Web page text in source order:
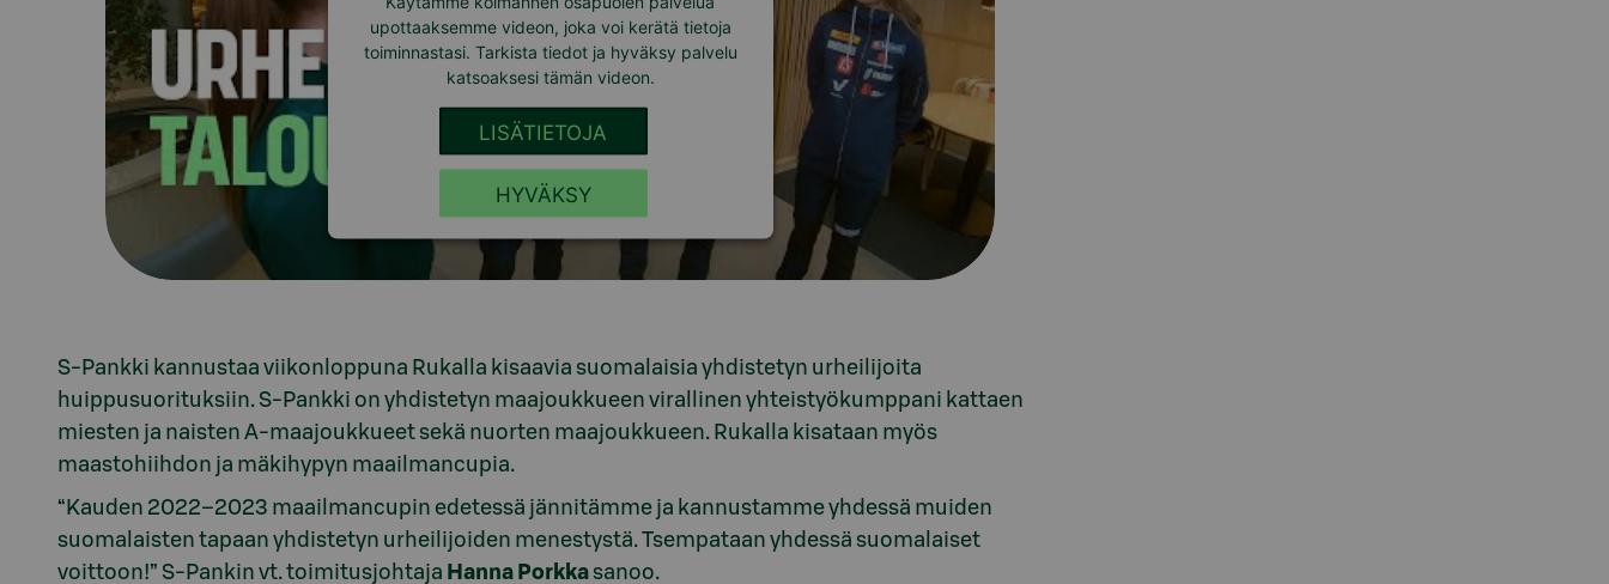
upottaaksemme videon, joka voi kerätä tietoja
toiminnastasi. Tarkista tiedot ja hyväksy palvelu
katsoaksesi tämän videon.
LISÄTIETOJA
HYVÄKSY
S-Pankki kannustaa viikonloppuna Rukalla kisaavia suomalaisia yhdistetyn urheilijoita
huippusuorituksiin. S-Pankki on yhdistetyn maajoukkueen virallinen yhteistyökumppani kattaen
miesten ja naisten A-maajoukkueet sekä nuorten maajoukkueen. Rukalla kisataan myös
maastohiihdon ja mäkihypyn maailmancupia.
“Kauden 2022–2023 maailmancupin edetessä jännitämme ja kannustamme yhdessä muiden
suomalaisten tapaan yhdistetyn urheilijoiden menestystä. Tsempataan yhdessä suomalaiset
voittoon!” S-Pankin vt. toimitusjohtaja Hanna Porkkasanoo.